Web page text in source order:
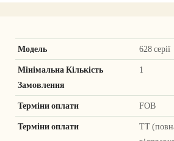
Модель 628 серії
Мінімальна Кількість
Замовлення
1
Терміни оплати FOB
Терміни оплати
ТТ